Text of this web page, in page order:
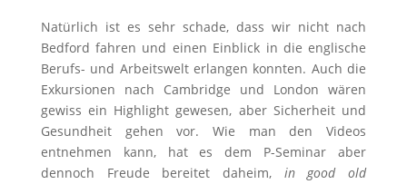
Natürlich ist es sehr schade, dass wir nicht nach
Bedford fahren und einen Einblick in die englische
Berufs- und Arbeitswelt erlangen konnten. Auch die
Exkursionen nach Cambridge und London wären
gewiss ein Highlight gewesen, aber Sicherheit und
Gesundheit gehen vor. Wie man den Videos
entnehmen kann, hat es dem P-Seminar aber
dennoch Freude bereitet daheim, in good old